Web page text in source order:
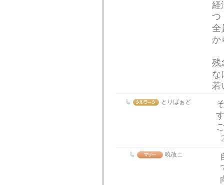
経
つ
全
か
残
な
若
とりばぁど
暁改ニ